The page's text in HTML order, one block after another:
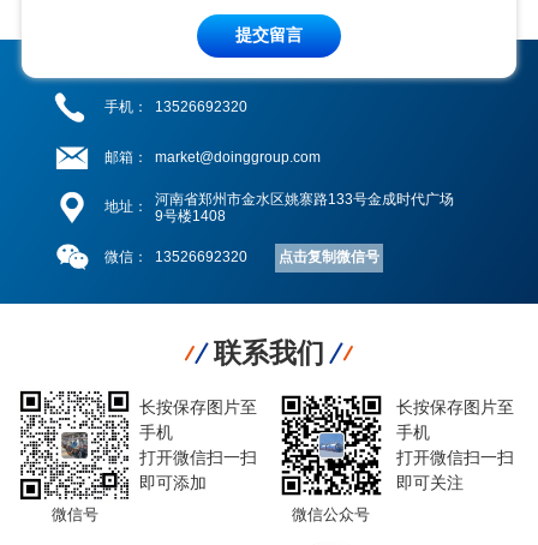
提交留言
手机： 13526692320
邮箱： market@doinggroup.com
地址：
河南省郑州市金水区姚寨路133号金成时代广场
9号楼1408
微信： 13526692320 点击复制微信号
联系我们
微信号
长按保存图片至
手机
打开微信扫一扫
即可添加
微信公众号
长按保存图片至
手机
打开微信扫一扫
即可关注